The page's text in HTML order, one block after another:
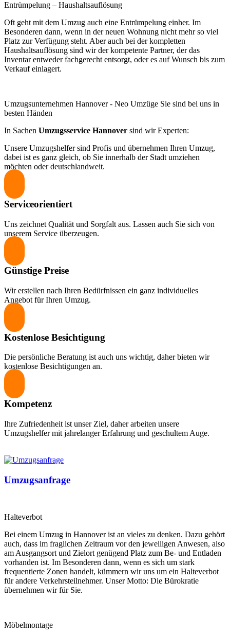
Entrümpelung – Haushaltsauflösung
Oft geht mit dem Umzug auch eine Entrümpelung einher. Im
Besonderen dann, wenn in der neuen Wohnung nicht mehr so viel
Platz zur Verfügung steht. Aber auch bei der kompletten
Haushaltsauflösung sind wir der kompetente Partner, der das
Inventar entweder fachgerecht entsorgt, oder es auf Wunsch bis zum
Verkauf einlagert.
Umzugsunternehmen Hannover - Neo Umzüge Sie sind bei uns in
besten Händen
In Sachen Umzugsservice Hannover sind wir Experten:
Unsere Umzugshelfer sind Profis und übernehmen Ihren Umzug,
dabei ist es ganz gleich, ob Sie innerhalb der Stadt umziehen
möchten oder deutschlandweit.
Serviceorientiert
Uns zeichnet Qualität und Sorgfalt aus. Lassen auch Sie sich von
unserem Service überzeugen.
Günstige Preise
Wir erstellen nach Ihren Bedürfnissen ein ganz individuelles
Angebot für Ihren Umzug.
Kostenlose Besichtigung
Die persönliche Beratung ist auch uns wichtig, daher bieten wir
kostenlose Besichtigungen an.
Kompetenz
Ihre Zufriedenheit ist unser Ziel, daher arbeiten unsere
Umzugshelfer mit jahrelanger Erfahrung und geschultem Auge.
Umzugsanfrage
Halteverbot
Bei einem Umzug in Hannover ist an vieles zu denken. Dazu gehört
auch, dass im fraglichen Zeitraum vor den jeweiligen Anwesen, also
am Ausgangsort und Zielort genügend Platz zum Be- und Entladen
vorhanden ist. Im Besonderen dann, wenn es sich um stark
frequentierte Zonen handelt, kümmern wir uns um ein Halteverbot
für andere Verkehrsteilnehmer. Unser Motto: Die Bürokratie
übernehmen wir für Sie.
Möbelmontage